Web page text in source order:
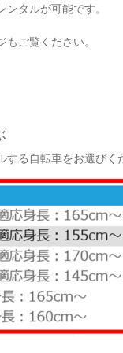
タルが可能です。
もご覧ください。
る自転車をお選びく